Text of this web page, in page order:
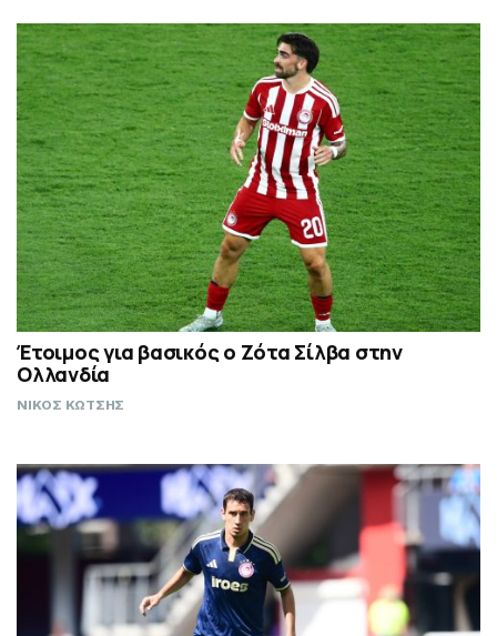
Έτοιμος για βασικός ο Ζότα Σίλβα στην
Ολλανδία
ΝΙΚΟΣ ΚΩΤΣΗΣ